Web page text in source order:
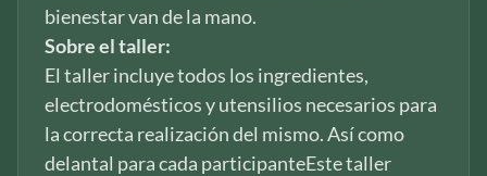
bienestar van de la mano.
Sobre el taller:
El taller incluye todos los ingredientes,
electrodomésticos y utensilios necesarios para
la correcta realización del mismo. Así como
delantal para cada participanteEste taller